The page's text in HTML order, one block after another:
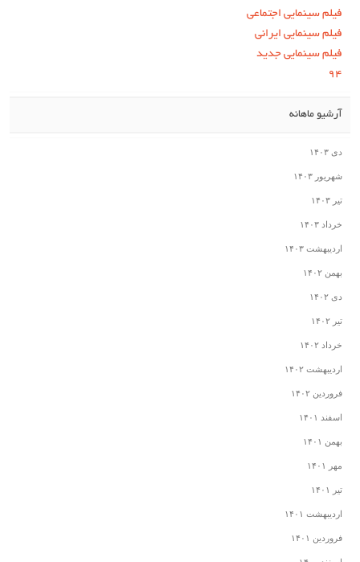
فیلم سینمایی اجتماعی
فیلم سینمایی ایرانی
فیلم سینمایی جدید
۹۴
آرشیو ماهانه
دی ۱۴۰۳
شهریور ۱۴۰۳
تیر ۱۴۰۳
خرداد ۱۴۰۳
اردیبهشت ۱۴۰۳
بهمن ۱۴۰۲
دی ۱۴۰۲
تیر ۱۴۰۲
خرداد ۱۴۰۲
اردیبهشت ۱۴۰۲
فروردین ۱۴۰۲
اسفند ۱۴۰۱
بهمن ۱۴۰۱
مهر ۱۴۰۱
تیر ۱۴۰۱
اردیبهشت ۱۴۰۱
فروردین ۱۴۰۱